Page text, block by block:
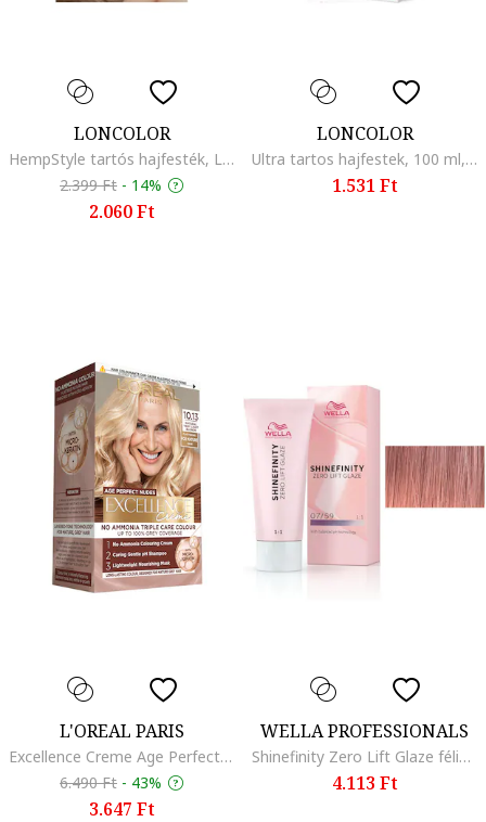
LONCOLOR
HempStyle tartós hajfesték, Latte Glace
2.399 Ft - 14%
2.060 Ft
LONCOLOR
Ultra tartos hajfestek, 100 ml, 6.5
1.531 Ft
L'OREAL PARIS
Excellence Creme Age Perfect Nudes Natural ammóniamentes tartós hajfesték, érett ősz hajra tervezve, erősíti és táplálja a hajat, 192 ml, 10.13, 192 ml
6.490 Ft - 43%
3.647 Ft
WELLA PROFESSIONALS
Shinefinity Zero Lift Glaze félig permanens hajfesték 60 ml, Strawberry Wine
4.113 Ft